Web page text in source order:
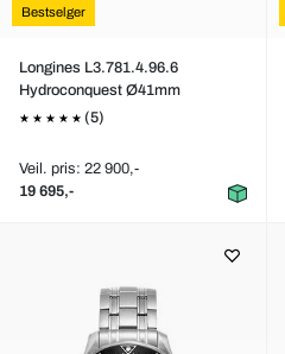
Bestselger
Longines L3.781.4.96.6
Hydroconquest Ø41mm
(5)
Veil. pris: 22 900,-
19 695,-